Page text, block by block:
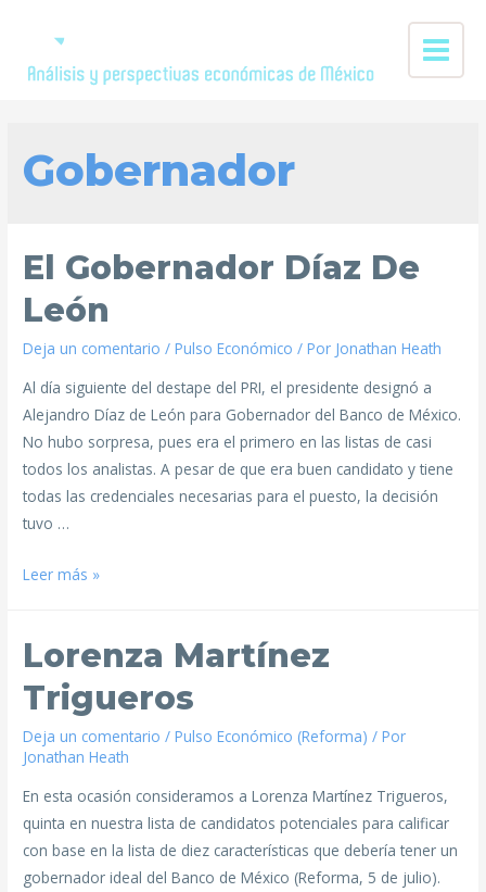
Gobernador
El Gobernador Díaz De
León
Deja un comentario /Pulso Económico / Por Jonathan Heath
Al día siguiente del destape del PRI, el presidente designó a
Alejandro Díaz de León para Gobernador del Banco de México.
No hubo sorpresa, pues era el primero en las listas de casi
todos los analistas. A pesar de que era buen candidato y tiene
todas las credenciales necesarias para el puesto, la decisión
tuvo …
Leer más »
Lorenza Martínez
Trigueros
Deja un comentario /Pulso Económico (Reforma) / Por
Jonathan Heath
En esta ocasión consideramos a Lorenza Martínez Trigueros,
quinta en nuestra lista de candidatos potenciales para calificar
con base en la lista de diez características que debería tener un
gobernador ideal del Banco de México (Reforma, 5 de julio).